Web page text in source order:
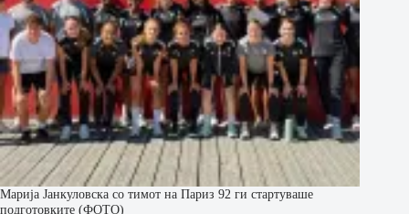
Марија Јанкуловска со тимот на Париз 92 ги стартуваше
подготовките (ФОТО)